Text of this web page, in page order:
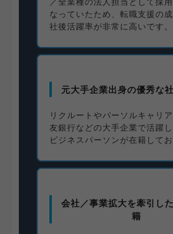
なっていたため、転職支援の
社後活躍率が非常に高いです。
元大手企業出身の優秀な
リクルートやパーソルキャリ
友銀行などの大手企業で活躍
ビジネスパーソンが在籍してお
会社／事業拡大を牽引し
籍